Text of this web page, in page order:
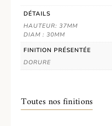
DÉTAILS
HAUTEUR: 37MM
DIAM : 30MM
FINITION PRÉSENTÉE
DORURE
Toutes nos finitions